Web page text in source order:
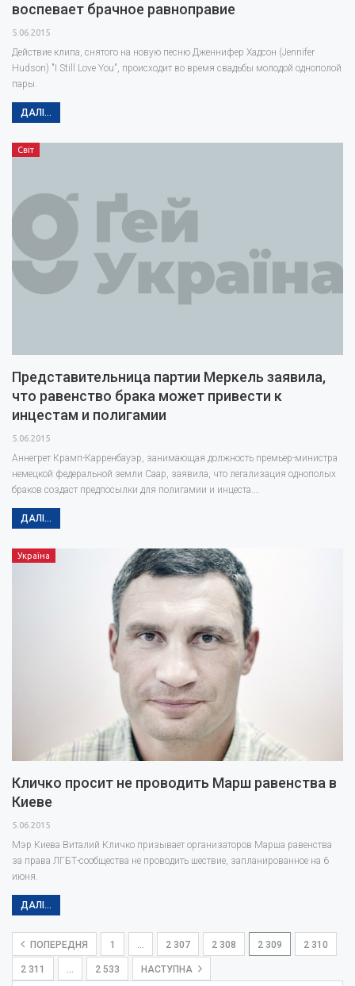
воспевает брачное равноправие
5.06.2015
Действие клипа, снятого на новую песню Дженнифер Хадсон (Jennifer
Hudson) "I Still Love You", происходит во время свадьбы молодой однополой
пары.
ДАЛІ...
Світ
Представительница партии Меркель заявила,
что равенство брака может привести к
инцестам и полигамии
5.06.2015
Аннегрет Крамп-Карренбауэр, занимающая должность премьер-министра
немецкой федеральной земли Саар, заявила, что легализация однополых
браков создаст предпосылки для полигамии и инцеста.…
ДАЛІ...
Україна
Кличко просит не проводить Марш равенства в
Киеве
5.06.2015
Мэр Киева Виталий Кличко призывает организаторов Марша равенства
за права ЛГБТ-сообщества не проводить шествие, запланированное на 6
июня.
ДАЛІ...
ПОПЕРЕДНЯ 1 2 307 2 308 2 309 2 310
2 311 2 533 НАСТУПНА